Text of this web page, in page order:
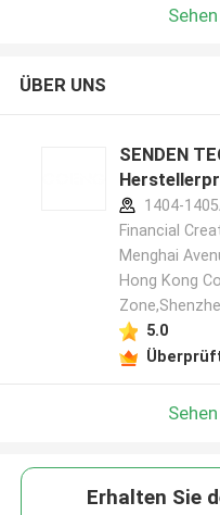
ÜBER UNS
SENDEN
1404-
Financial
Menghai
Hong Kong
5.0
Erhalten Sie